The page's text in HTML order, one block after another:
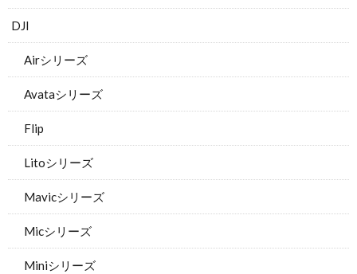
DJI
Airシリーズ
Avataシリーズ
Flip
Litoシリーズ
Mavicシリーズ
Micシリーズ
Miniシリーズ